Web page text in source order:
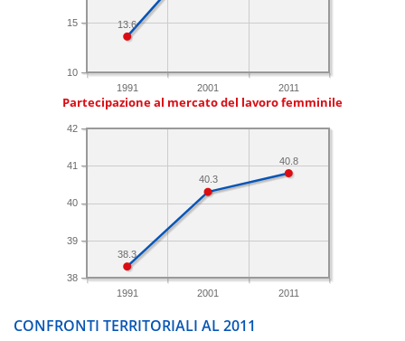
1991 2001 2011
10
15 13.6
Partecipazione al mercato del lavoro femminile
1991 2001 2011
38
39
40
41
42
40.8
40.3
38.3
CONFRONTI TERRITORIALI AL 2011